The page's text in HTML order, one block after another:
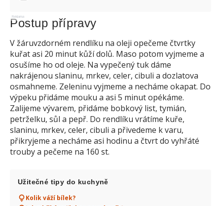
Reklama
Postup přípravy
V žáruvzdorném rendlíku na oleji opečeme čtvrtky
kuřat asi 20 minut kůží dolů. Maso potom vyjmeme a
osušíme ho od oleje. Na vypečený tuk dáme
nakrájenou slaninu, mrkev, celer, cibuli a dozlatova
osmahneme. Zeleninu vyjmeme a necháme okapat. Do
výpeku přidáme mouku a asi 5 minut opékáme.
Zalijeme vývarem, přidáme bobkový list, tymián,
petrželku, sůl a pepř. Do rendlíku vrátíme kuře,
slaninu, mrkev, celer, cibuli a přivedeme k varu,
přikryjeme a necháme asi hodinu a čtvrt do vyhřáté
trouby a pečeme na 160 st.
Užitečné tipy do kuchyně
Kolik váží bílek?